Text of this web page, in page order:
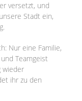
versetzt, und
Stadt ein,
Nur eine Familie,
Teamgeist
wieder
ihr zu den